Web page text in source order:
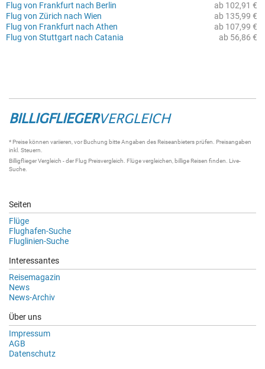
ab 102,91 €
Flug von Frankfurt nach Berlin
ab 135,99 €
Flug von Zürich nach Wien
ab 107,99 €
Flug von Frankfurt nach Athen
ab 56,86 €
Flug von Stuttgart nach Catania
BILLIGFLIEGERVERGLEICH
* Preise können variieren, vor Buchung bitte Angaben des Reiseanbieters prüfen. Preisangaben
inkl. Steuern.
Billigflieger Vergleich - derFlug Preisvergleich Flüge vergleichen , billige Reisen finden. Live-
Suche
Seiten
Flüge
Flughafen-Suche
Fluglinien-Suche
Interessantes
Reisemagazin
News
News-Archiv
Über uns
Impressum
AGB
Datenschutz